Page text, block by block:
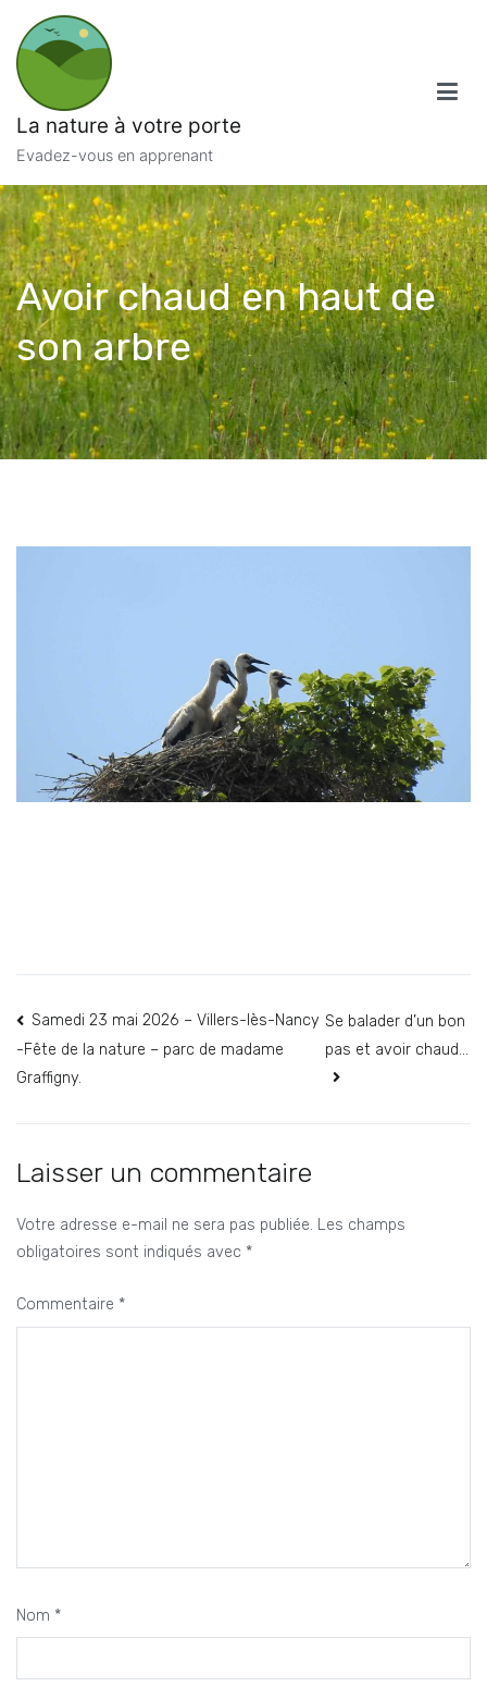
contenu
La nature à votre porte
Evadez-vous en apprenant
Avoir chaud en haut de
son arbre
Navigation
de
Samedi 23 mai 2026 – Villers-lès-Nancy
-Fête de la nature – parc de madame
Graffigny.
Se balader d’un bon
pas et avoir chaud…
Laisser un commentaire
Votre adresse e-mail ne sera pas publiée. Les champs
obligatoires sont indiqués avec *
Commentaire *
Nom *